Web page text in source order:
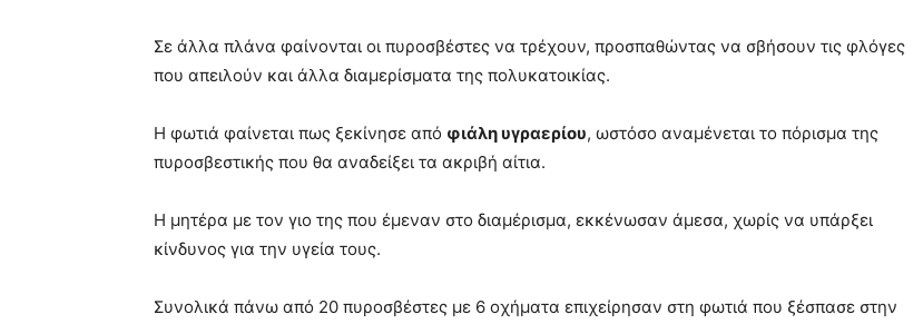
Σε άλλα πλάνα φαίνονται οι πυροσβέστες να τρέχουν, προσπαθώντας να σβήσουν τις φλόγες
που απειλούν και άλλα διαμερίσματα της πολυκατοικίας.
Η φωτιά φαίνεται πως ξεκίνησε από φιάλη υγραερίου, ωστόσο αναμένεται το πόρισμα της
πυροσβεστικής που θα αναδείξει τα ακριβή αίτια.
Η μητέρα με τον γιο της που έμεναν στο διαμέρισμα, εκκένωσαν άμεσα, χωρίς να υπάρξει
κίνδυνος για την υγεία τους.
Συνολικά πάνω από 20 πυροσβέστες με 6 οχήματα επιχείρησαν στη φωτιά που ξέσπασε στην